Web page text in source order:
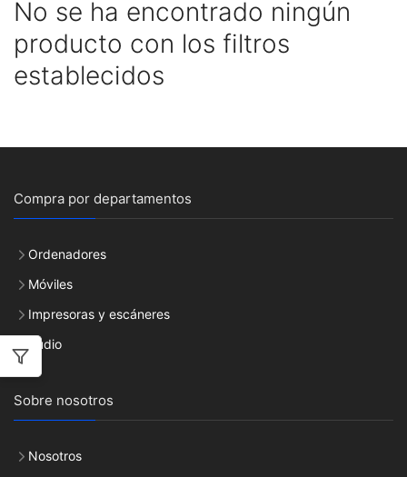
No se ha encontrado ningún
producto con los filtros
establecidos
Compra por departamentos
Ordenadores
Móviles
Impresoras y escáneres
Audio
Sobre nosotros
Nosotros